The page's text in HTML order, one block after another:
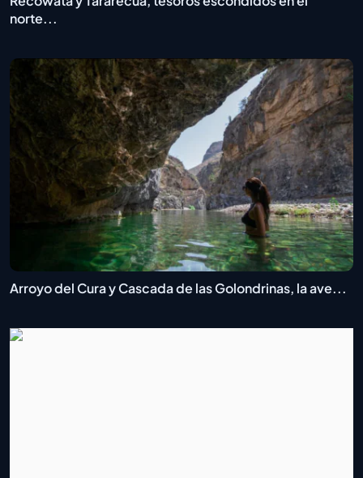
norte...
Arroyo del Cura y Cascada de las Golondrinas, la ave...